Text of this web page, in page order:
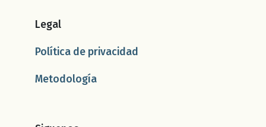
Legal
Política de privacidad
Metodología